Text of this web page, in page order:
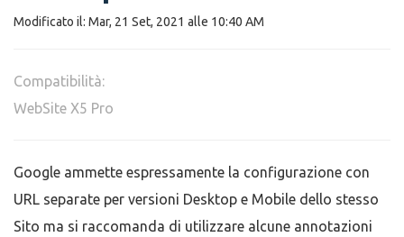
Modificato il: Mar, 21 Set, 2021 alle 10:40 AM
Compatibilità:
WebSite X5 Pro
Google ammette espressamente la configurazione con
URL separate per versioni Desktop e Mobile dello stesso
Sito ma si raccomanda di utilizzare alcune annotazioni